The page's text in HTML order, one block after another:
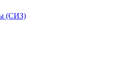
(СИЗ)